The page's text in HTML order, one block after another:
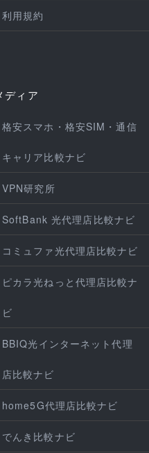
利用規約
ディア
格安スマホ・格安SIM・通信
キャリア比較ナビ
VPN研究所
SoftBank 光代理店比較ナビ
コミュファ光代理店比較ナビ
ピカラ光ねっと代理店比較ナ
ビ
BBIQ光インターネット代理
店比較ナビ
home5G代理店比較ナビ
でんき比較ナビ